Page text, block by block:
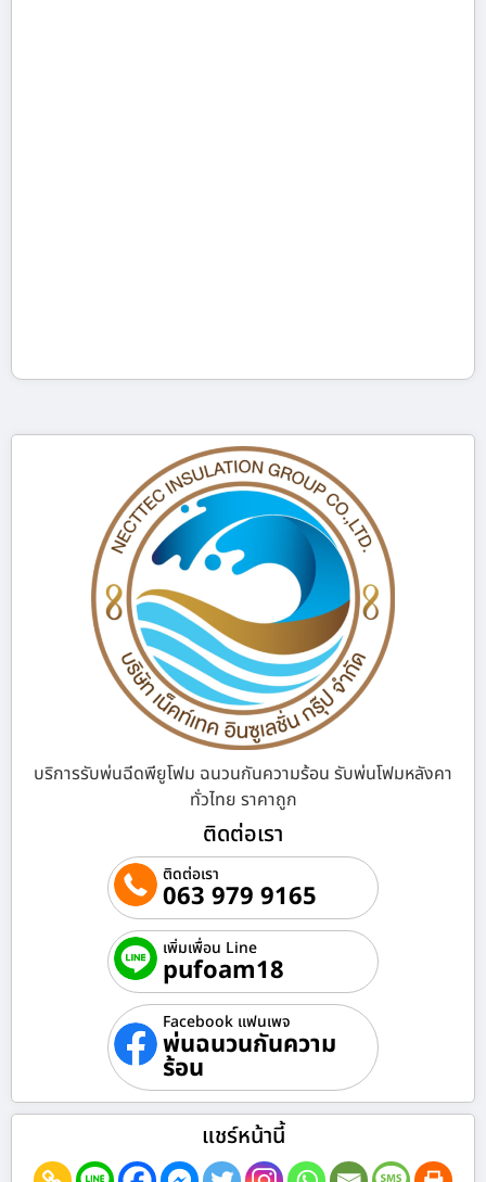
บริการรับพ่นฉีดพียูโฟม ฉนวนกันความร้อน รับพ่นโฟมหลังคา
ทั่วไทย ราคาถูก
ติดต่อเรา
ติดต่อเรา
063 979 9165
เพิ่มเพื่อน Line
pufoam18
Facebook แฟนเพจ
พ่นฉนวนกันความ
ร้อน
แชร์หน้านี้